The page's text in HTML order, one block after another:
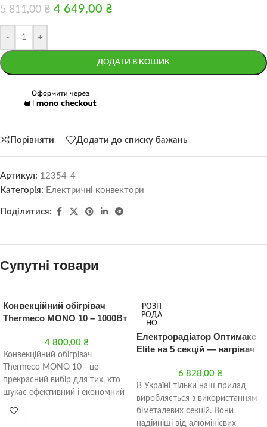
5 811,00₴ 4 649,00 ₴
- +
ДОДАТИ В КОШИК
Порівняти Додати до списку бажань
Артикул: 12354-4
Категорія: Електричні конвектори
Поділитися:
Супутні товари
Конвекційний обігрівач
Thermeco MONO 10 – 1000Вт
4 800,00 ₴
Конвекційний обігрівач
Thermeco MONO 10 - це
прекрасний вибір для тих, хто
шукає ефективний і економний
РОЗП
РОДА
НО
Електрорадіатор Оптимакс
Elite на 5 секцій — нагрівач
6 828,00 ₴
В Україні тільки наш прилад
виробляється з використанням
біметалевих секцій. Вони
надійніші від алюмінієвих